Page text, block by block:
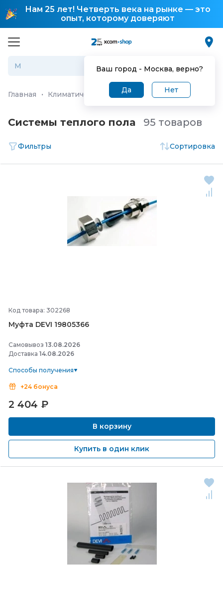
Нам 25 лет! Четверть века на рынке — это
опыт, которому доверяют
Ваш город - Москва, верно?
Да Нет
Главная · Климатические и инженерные системы
Системы теплого пола 95 товаров
Фильтры Сортировка
Код товара: 302268
Муфта DEVI 19805366
Самовывоз 13.08.2026
Доставка 14.08.2026
Способы получения
+24 бонуса
2 404 ₽
В корзину
Купить в один клик